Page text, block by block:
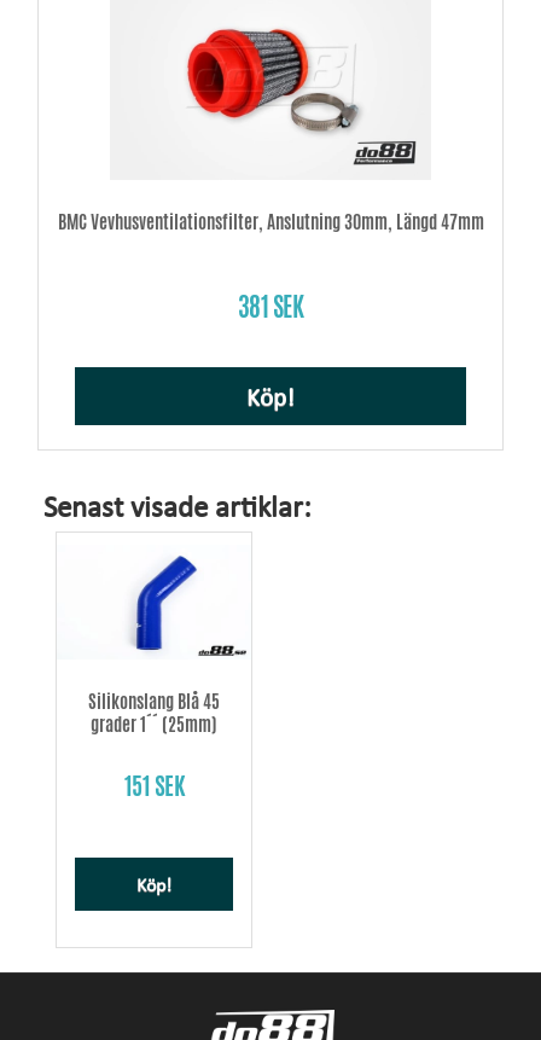
BMC Vevhusventilationsfilter, Anslutning 30mm, Längd 47mm
381 SEK
Köp!
Senast visade artiklar:
Silikonslang Blå 45
grader 1´´ (25mm)
151 SEK
Köp!